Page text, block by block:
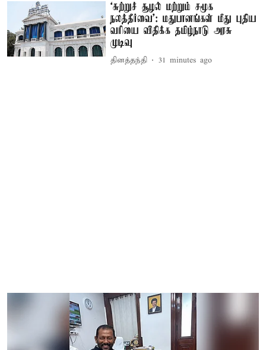
‘சுற்றுச் சூழல் மற்றும் சமூக
நலத்தீர்வை’: மதுபானங்கள் மீது புதிய
வரியை விதிக்க தமிழ்நாடு அரசு
முடிவு
தினத்தந்தி 31 minutes ago